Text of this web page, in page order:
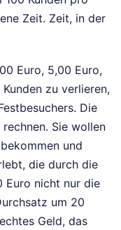
Zeit. Zeit, in der
Euro, 5,00 Euro,
zu verlieren,
Die
Sie wollen
und
die durch die
Euro nicht nur die
um 20
Geld, das